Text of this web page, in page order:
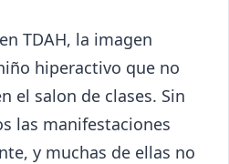
TDAH, la imagen
hiperactivo que no
el salon de clases. Sin
las manifestaciones
y muchas de ellas no